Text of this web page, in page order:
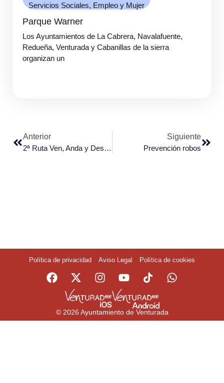
Servicios Sociales, Empleo y Mujer
Parque Warner
Los Ayuntamientos de La Cabrera, Navalafuente,
Redueña, Venturada y Cabanillas de la sierra
organizan un
Anterior
2ª Ruta Ven, Anda y Descubre
Siguiente
Prevención robos
Política de privacidad Aviso Legal Política de cookies
© 2026 Ayuntamiento de Venturada